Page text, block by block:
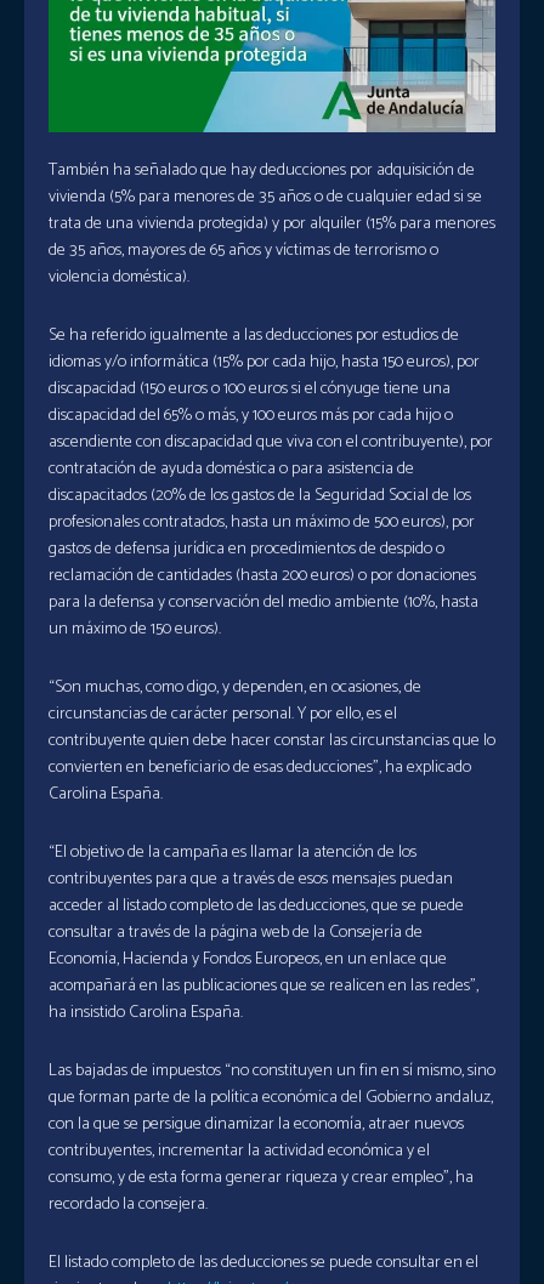
También ha señalado que hay deducciones por adquisición de
vivienda (5% para menores de 35 años o de cualquier edad si se
trata de una vivienda protegida) y por alquiler (15% para menores
de 35 años, mayores de 65 años y víctimas de terrorismo o
violencia doméstica).
Se ha referido igualmente a las deducciones por estudios de
idiomas y/o informática (15% por cada hijo, hasta 150 euros), por
discapacidad (150 euros o 100 euros si el cónyuge tiene una
discapacidad del 65% o más, y 100 euros más por cada hijo o
ascendiente con discapacidad que viva con el contribuyente), por
contratación de ayuda doméstica o para asistencia de
discapacitados (20% de los gastos de la Seguridad Social de los
profesionales contratados, hasta un máximo de 500 euros), por
gastos de defensa jurídica en procedimientos de despido o
reclamación de cantidades (hasta 200 euros) o por donaciones
para la defensa y conservación del medio ambiente (10%, hasta
un máximo de 150 euros).
“Son muchas, como digo, y dependen, en ocasiones, de
circunstancias de carácter personal. Y por ello, es el
contribuyente quien debe hacer constar las circunstancias que lo
convierten en beneficiario de esas deducciones”, ha explicado
Carolina España.
“El objetivo de la campaña es llamar la atención de los
contribuyentes para que a través de esos mensajes puedan
acceder al listado completo de las deducciones, que se puede
consultar a través de la página web de la Consejería de
Economía, Hacienda y Fondos Europeos, en un enlace que
acompañará en las publicaciones que se realicen en las redes”,
ha insistido Carolina España.
Las bajadas de impuestos “no constituyen un fin en sí mismo, sino
que forman parte de la política económica del Gobierno andaluz,
con la que se persigue dinamizar la economía, atraer nuevos
contribuyentes, incrementar la actividad económica y el
consumo, y de esta forma generar riqueza y crear empleo”, ha
recordado la consejera.
El listado completo de las deducciones se puede consultar en el